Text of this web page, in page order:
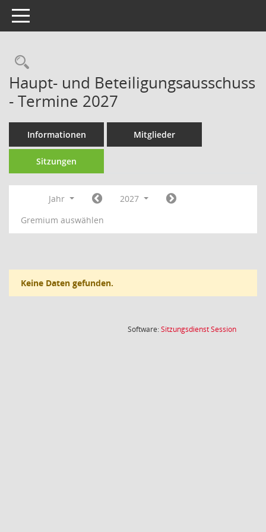
Toggle navigation
Rechercheauswahl
Haupt- und Beteiligungsausschuss
- Termine 2027
Informationen Mitglieder
Sitzungen
Jahr
2027
Gremium auswählen
Keine Daten gefunden.
Software:SitzungsdienstSession(Wird in